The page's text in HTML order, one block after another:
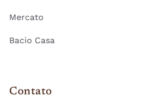
Mercato
Bacio Casa
Contato